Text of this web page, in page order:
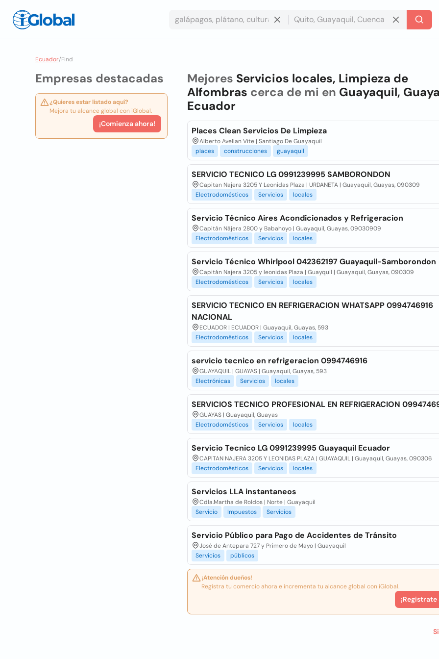
Ecuador/Find
Empresas destacadas
¿Quieres estar listado aquí?
Mejora tu alcance global con iGlobal.
¡Comienza ahora!
Mejores Servicios locales, Limpieza de
Alfombras cerca de mi en Guayaquil,
Ecuador
Places Clean Servicios De Limpieza
Alberto Avellan Vite | Santiago De Guayaquil
places
construcciones guayaquil
SERVICIO TECNICO LG 0991239995 SAMBORONDON
Capitan Najera 3205 Y Leonidas Plaza | URDANETA | Guayaquil, Guayas, 090309
Electrodomésticos
Servicios locales
Servicio Técnico Aires Acondicionados y Refrigeracion
Capitán Nájera 2800 y Babahoyo | Guayaquil, Guayas, 09030909
Electrodomésticos
Servicios locales
Servicio Técnico Whirlpool 042362197 Guayaquil-Samborondon
Capitán Najera 3205 y leonidas Plaza | Guayquil | Guayaquil, Guayas, 090309
Electrodomésticos
Servicios locales
SERVICIO TECNICO EN REFRIGERACION WHATSAPP 0994746916
NACIONAL
ECUADOR | ECUADOR | Guayaquil, Guayas, 593
Electrodomésticos
Servicios locales
servicio tecnico en refrigeracion 0994746916
GUAYAQUIL | GUAYAS | Guayaquil, Guayas, 593
Electrónicas
Servicios locales
SERVICIOS TECNICO PROFESIONAL EN REFRIGERACION
GUAYAS | Guayaquil, Guayas
Electrodomésticos
Servicios locales
Servicio Tecnico LG 0991239995 Guayaquil Ecuador
CAPITAN NAJERA 3205 Y LEONIDAS PLAZA | GUAYAQUIL | Guayaquil, Guayas, 090306
Electrodomésticos
Servicios locales
Servicios LLA instantaneos
Cdla.Martha de Roldos | Norte | Guayaquil
Servicio
Impuestos Servicios
Servicio Público para Pago de Accidentes de Tránsito
José de Antepara 727 y Primero de Mayo | Guayaquil
Servicios
públicos
¡Atención dueños!
Registra tu comercio ahora e incrementa tu alcance global con iGlobal.